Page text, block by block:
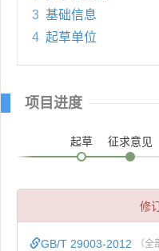
3 基础信息
4 起草单位
项目进度
起草 征求意见
修
GB/T 29003-2012 （全